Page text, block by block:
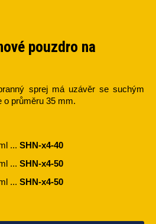
pouzdro na
sprej má uzávěr se suchým
o průměru 35 mm.
... SHN-x4-40
... SHN-x4-50
... SHN-x4-50